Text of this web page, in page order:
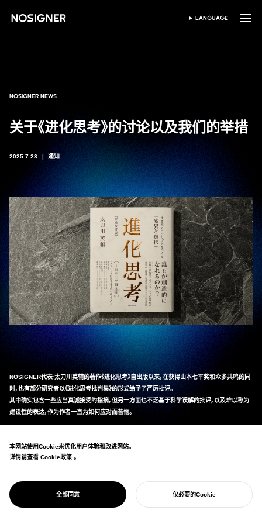
首页 SELECT LANGUAGE
LANGUAGE
NOSIGNER NEWS
关于《进化思考》的讨论以及我们的举措
2025.7.23 通知
NOSIGNER代表·太刀川英辅的著作《进化思考》自出版以来，在获得山本七平奖和众多共鸣的同
时，也有部分研究者以《进化思考批判集》的形式给予了严厉批评。
其中确实包含一些应当真诚接受的指摘，但另一方面也不乏基于科学误解的批评，以及难以称为
建设性的表达，作为作者一直为如何应对而苦恼。
进化学会会长）的监修下，从头验证·重构了内容。2023年12月作为包含约50页增补内容的《进化
思考［增补改订版］》出版，成功进化为更准确、更易读的内容。
最近，精通进化学的Persimmon先生发表了对《进化思考批判集》长达20万字的详细验证文章，
细致地指出了批判集中的科学问题。此外，日本生物地理学会会长·森中定治老师的建设性书评也
对进化思考的价值给予了评价。
本网站使用Cookie来优化用户体验和改进网站。
详情请查看 Cookie政策
Cookie政策 。
全部同意 仅必要的Cookie